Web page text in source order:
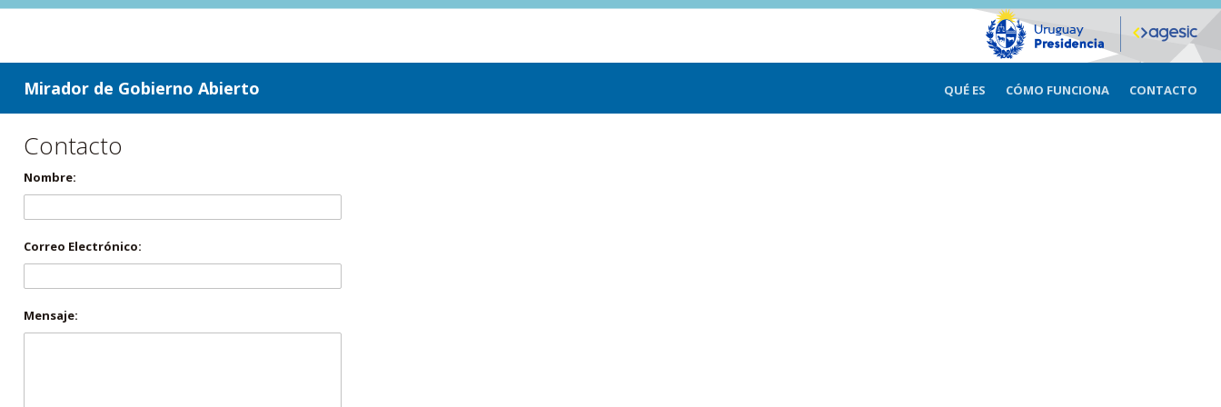
ir a contenido
ir al menú
Mirador de Gobierno Abierto QUÉ ES CÓMO FUNCIONA CONTACTO
Contacto
Nombre:
Correo Electrónico:
Mensaje: